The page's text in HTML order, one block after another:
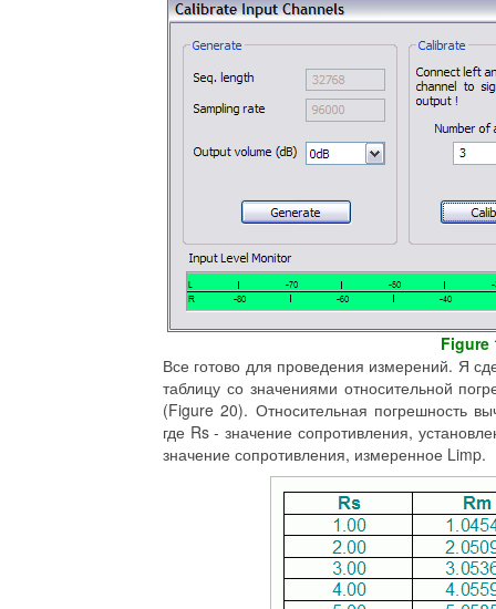
Figure
Все готово для проведения измерений. Я
таблицу со значениями относительной
(Figure 20). Относительная погрешность
где Rs - значение сопротивления,
значение сопротивления, измеренное Limp.